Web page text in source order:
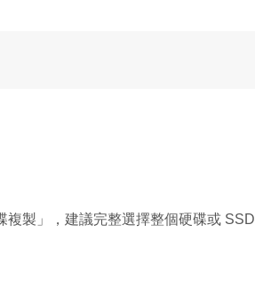
製」，建議完整選擇整個硬碟或 SSD